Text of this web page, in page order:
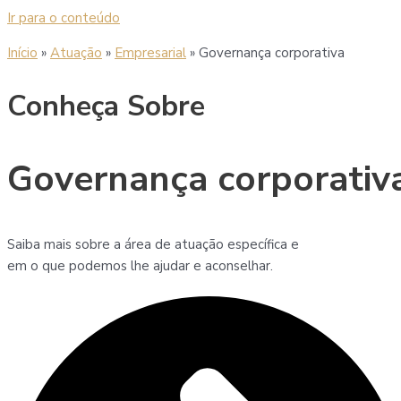
Ir para o conteúdo
Início » Atuação » Empresarial » Governança corporativa
Conheça Sobre
Governança
Saiba mais sobre a área de atuação específica e
em o que podemos lhe ajudar e aconselhar.